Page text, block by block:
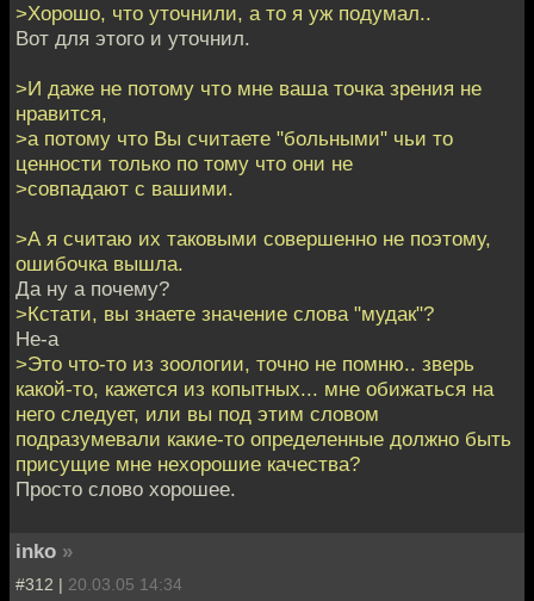
>Хорошо, что уточнили, а то я уж подумал..
Вот для этого и уточнил.
>И даже не потому что мне ваша точка зрения не
нравится,
>а потому что Вы считаете "больными" чьи то
ценности только по тому что они не
>совпадают с вашими.
>А я считаю их таковыми совершенно не поэтому,
ошибочка вышла.
Да ну а почему?
>Кстати, вы знаете значение слова "мудак"?
Не-а
>Это что-то из зоологии, точно не помню.. зверь
какой-то, кажется из копытных... мне обижаться на
него следует, или вы под этим словом
подразумевали какие-то определенные должно быть
присущие мне нехорошие качества?
Просто слово хорошее.
inko »
#312 | 20.03.05 14:34